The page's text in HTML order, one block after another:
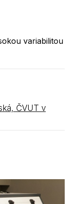
variabilitou
ČVUT v